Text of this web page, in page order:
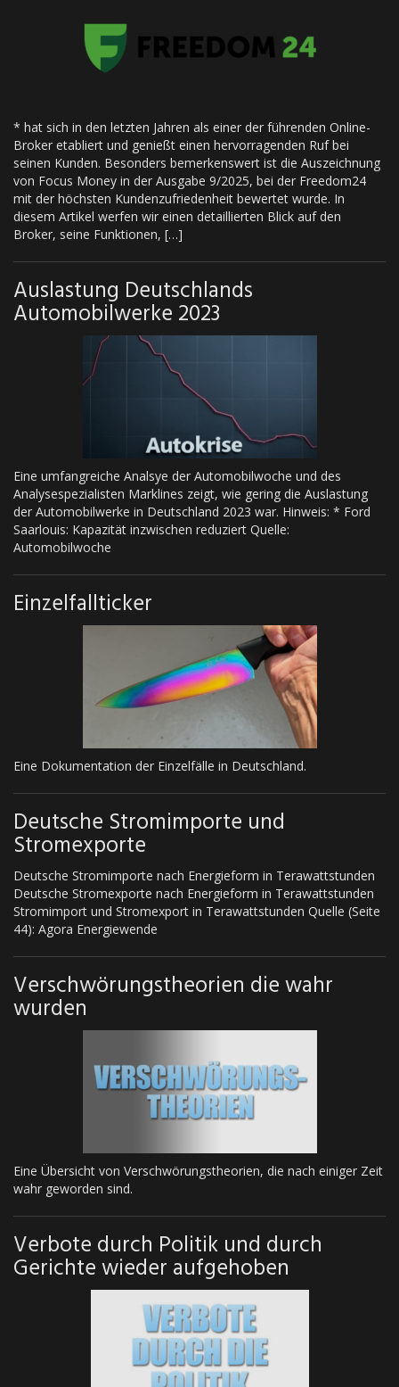
* hat sich in den letzten Jahren als einer der führenden Online-
Broker etabliert und genießt einen hervorragenden Ruf bei
seinen Kunden. Besonders bemerkenswert ist die Auszeichnung
von Focus Money in der Ausgabe 9/2025, bei der Freedom24
mit der höchsten Kundenzufriedenheit bewertet wurde. In
diesem Artikel werfen wir einen detaillierten Blick auf den
Broker, seine Funktionen, […]
Auslastung Deutschlands
Automobilwerke 2023
Eine umfangreiche Analsye der Automobilwoche und des
Analysespezialisten Marklines zeigt, wie gering die Auslastung
der Automobilwerke in Deutschland 2023 war. Hinweis: * Ford
Saarlouis: Kapazität inzwischen reduziert Quelle:
Automobilwoche
Einzelfallticker
Eine Dokumentation der Einzelfälle in Deutschland.
Deutsche Stromimporte und
Stromexporte
Deutsche Stromimporte nach Energieform in Terawattstunden
Deutsche Stromexporte nach Energieform in Terawattstunden
Stromimport und Stromexport in Terawattstunden Quelle (Seite
44): Agora Energiewende
Verschwörungstheorien die wahr
wurden
Eine Übersicht von Verschwörungstheorien, die nach einiger Zeit
wahr geworden sind.
Verbote durch Politik und durch
Gerichte wieder aufgehoben